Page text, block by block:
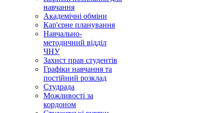
навчання
Академічні обміни
Кар'єрне планування
Навчально-
методичний відділ
ЧНУ
Захист прав студентів
Графіки навчання та
постійний розклад
Студрада
Можливості за
кордоном